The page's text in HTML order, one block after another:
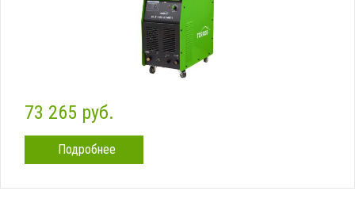
73 265 руб.
Подробнее